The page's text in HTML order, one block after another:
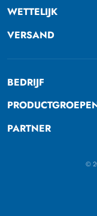
WETTELIJK
VERSAND
BEDRIJF
PARTNER
©